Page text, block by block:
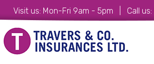
Visit us: Mon-Fri 9am - 5pm | Call us: